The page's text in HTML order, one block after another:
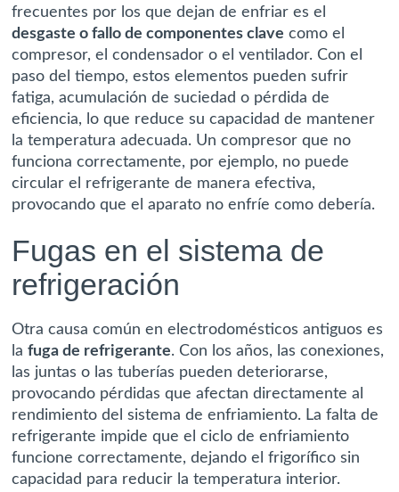
frecuentes por los que dejan de enfriar es el
desgaste o fallo de componentes clave como el
compresor, el condensador o el ventilador. Con el
paso del tiempo, estos elementos pueden sufrir
fatiga, acumulación de suciedad o pérdida de
eficiencia, lo que reduce su capacidad de mantener
la temperatura adecuada. Un compresor que no
funciona correctamente, por ejemplo, no puede
circular el refrigerante de manera efectiva,
provocando que el aparato no enfríe como debería.
Fugas en el sistema de
refrigeración
Otra causa común en electrodomésticos antiguos es
lafuga de refrigerante. Con los años, las conexiones,
las juntas o las tuberías pueden deteriorarse,
provocando pérdidas que afectan directamente al
rendimiento del sistema de enfriamiento. La falta de
refrigerante impide que el ciclo de enfriamiento
funcione correctamente, dejando el frigorífico sin
capacidad para reducir la temperatura interior.